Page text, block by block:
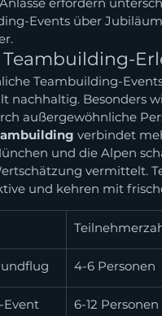
Events über
Teambuilding-
Teambuilding-
nachhaltig. Besonders
außergewöhnliche
verbindet
und die Alpen
vermittelt.
und kehren mit
4-6 Personen
Event 6-12 Personen